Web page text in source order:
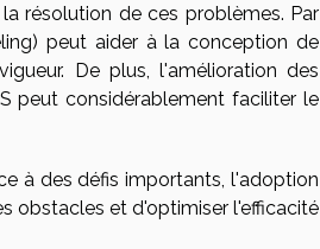
résolution de ces problèmes. Par
peut aider à la conception de
De plus, l'amélioration des
peut considérablement faciliter le
à des défis importants, l'adoption
obstacles et d'optimiser l'efficacité